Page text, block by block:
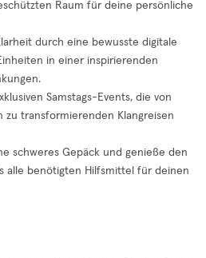
Raum für deine persönliche
durch eine bewusste digitale
in einer inspirierenden
Samstags-Events, die von
zu transformierenden Klangreisen
schweres Gepäck und genieße den
alle benötigten Hilfsmittel für deinen